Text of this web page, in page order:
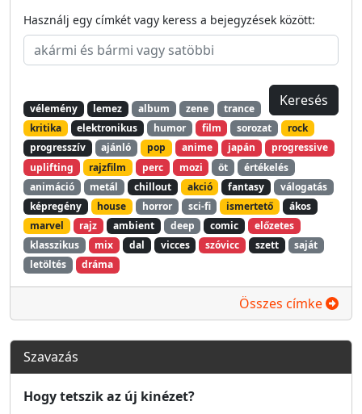
Használj egy címkét vagy keress a bejegyzések között:
vélemény lemez album zene
trance
kritika
elektronikus humor film sorozat
rock
progresszív
ajánló pop anime japán
progressive
uplifting
rajzfilm perc mozi öt
értékelés
animáció
metál chillout akció fantasy
válogatás
képregény
house horror sci-fi ismertető
ákos
marvel
rajz ambient deep comic
előzetes
klasszikus
mix dal vicces szóvicc szett
saját
letöltés
dráma
Összes címke
Szavazás
Hogy tetszik az új kinézet?